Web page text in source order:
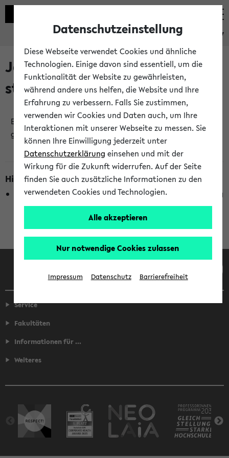
eKVV
Jetzt und in Kürze
stattfindende Veranstaltungen
Es wurden keine jetzt stattfindenden Veranstaltungen
gefunden!
Hinweise zur Liste
Die Anzeige ist semesterübergreifend und nicht abhängig
vom im eKVV gewählten Semester.
Facebook Instagram LinkedIn TikTok
Service
Fakultäten
Informationen für ...
Weiteres
Datenschutzeinstellung
Diese Webseite verwendet Cookies und ähnliche
Technologien. Einige davon sind essentiell, um die
Funktionalität der Website zu gewährleisten,
während andere uns helfen, die Website und Ihre
Erfahrung zu verbessern. Falls Sie zustimmen,
verwenden wir Cookies und Daten auch, um Ihre
Interaktionen mit unserer Webseite zu messen. Sie
können Ihre Einwilligung jederzeit unter
Datenschutzerklärung einsehen und mit der
Wirkung für die Zukunft widerrufen. Auf der Seite
finden Sie auch zusätzliche Informationen zu den
verwendeten Cookies und Technologien.
Alle akzeptieren
Nur notwendige Cookies zulassen
Impressum Datenschutz Barrierefreiheit